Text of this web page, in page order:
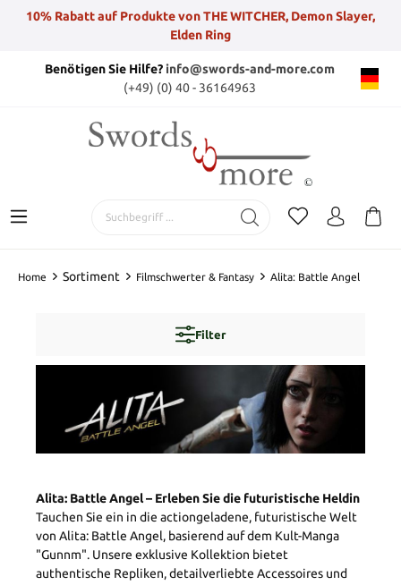
10% Rabatt auf Produkte von THE WITCHER, Demon Slayer,
Elden Ring
Benötigen Sie Hilfe?info@swords-and-more.com
(+49) (0) 40 - 36164963
Home Sortiment Filmschwerter & Fantasy Alita: Battle Angel
Filter
Alita: Battle Angel – Erleben Sie die futuristische Heldin
Tauchen Sie ein in die actiongeladene, futuristische Welt
von Alita: Battle Angel, basierend auf dem Kult-Manga
"Gunnm". Unsere exklusive Kollektion bietet
authentische Repliken, detailverliebte Accessoires und